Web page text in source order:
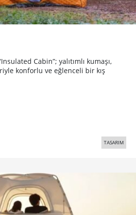
Cabin”; yalıtımlı kumaşı,
konforlu ve eğlenceli bir kış
TASARIM